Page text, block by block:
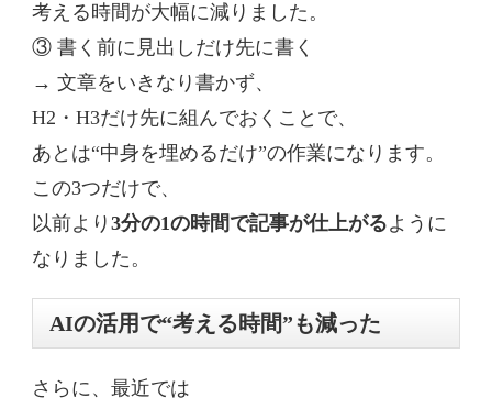
考える時間が大幅に減りました。
③ 書く前に見出しだけ先に書く
→ 文章をいきなり書かず、
H2・H3だけ先に組んでおくことで、
あとは“中身を埋めるだけ”の作業になります。
この3つだけで、
以前より 3分の1の時間で記事が仕上がるように
なりました。
AIの活用で“考える時間”も減った
さらに、最近では